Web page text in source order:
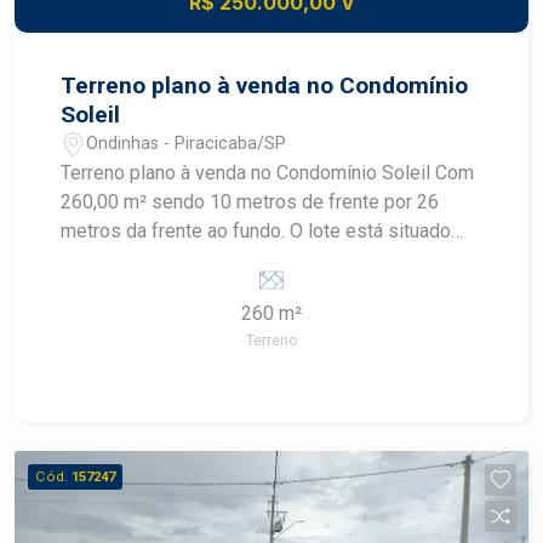
Terreno plano à venda no Condomínio
Soleil
Ondinhas - Piracicaba/SP
Terreno plano à venda no Condomínio Soleil Com
260,00 m² sendo 10 metros de frente por 26
metros da frente ao fundo. O lote está situado
segurança 24 horas, proporcionando tranquilidade
para você e sua família. Excelente oportunidade
260 m²
Terreno
Cód. 157247